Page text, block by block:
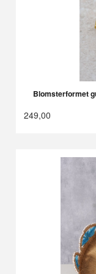
Blomsterformet
249,00